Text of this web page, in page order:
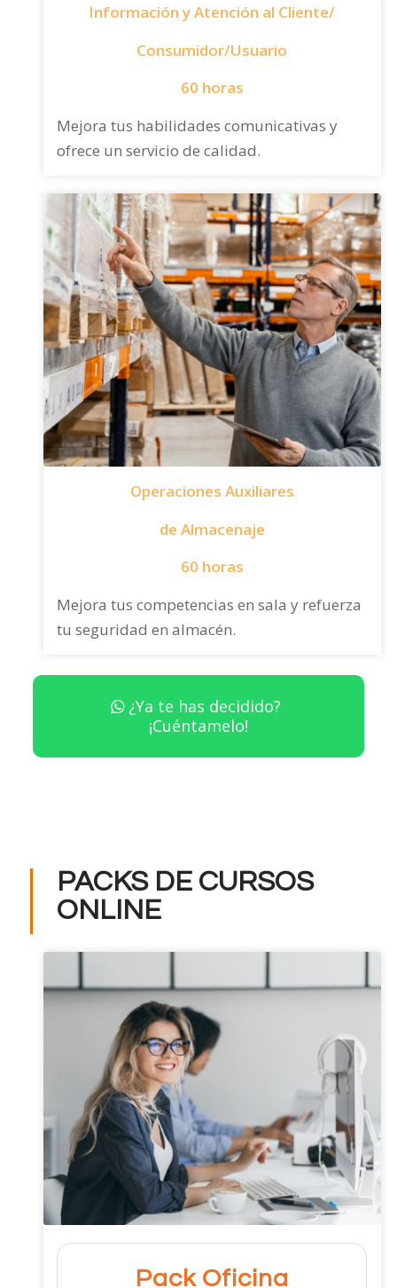
Información y Atención al Cliente/
Consumidor/Usuario
60 horas
Mejora tus habilidades comunicativas y
ofrece un servicio de calidad.
Operaciones Auxiliares
de Almacenaje
60 horas
Mejora tus competencias en sala y refuerza
tu seguridad en almacén.
¿Ya te has decidido?
¡Cuéntamelo!
PACKS DE CURSOS
ONLINE
Pack Oficina